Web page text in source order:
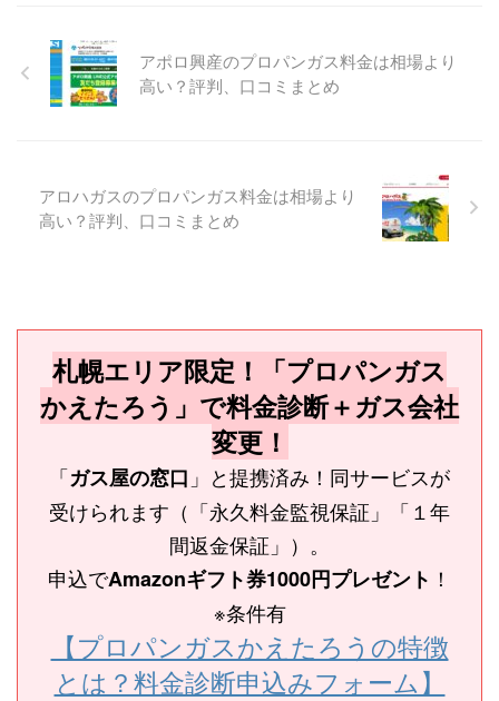
アポロ興産のプロパンガス料金は相場より
高い？評判、口コミまとめ
アロハガスのプロパンガス料金は相場より
高い？評判、口コミまとめ
札幌エリア限定！「プロパンガス
かえたろう」で料金診断＋ガス会社
変更！
「ガス屋の窓口 」と提携済み！同サービスが
受けられます（「永久料金監視保証」「１年
間返金保証」）。
申込でAmazonギフト券1000円プレゼント ！
※条件有
【プロパンガスかえたろうの特徴
とは？料金診断申込みフォーム】